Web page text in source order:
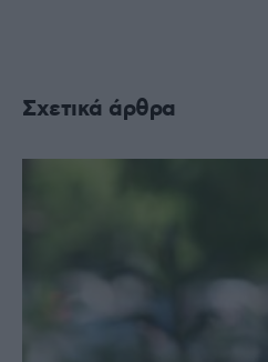
Σχετικά άρθρα